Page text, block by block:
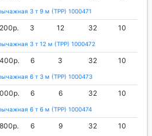
3 т 9 м (ТРР) 1000471
3 12 32 10
3 т 12 м (ТРР) 1000472
6 3 32 10
6 т 3 м (ТРР) 1000473
6 6 32 10
6 т 6 м (ТРР) 1000474
6 9 32 10